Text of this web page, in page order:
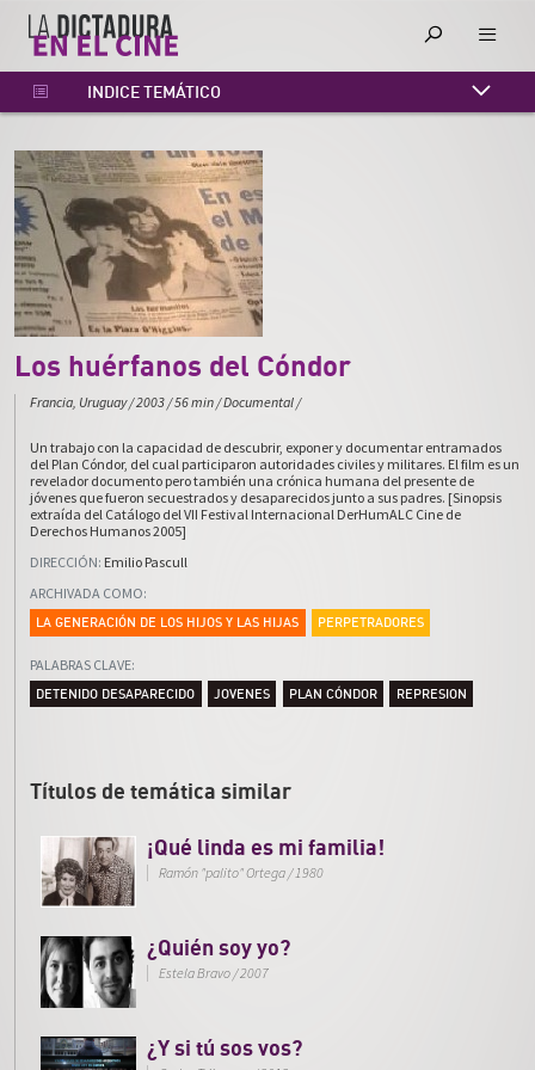
INDICE TEMÁTICO
INDICE ALFABÉTICO
Los huérfanos del Cóndor
Un trabajo con la capacidad de descubrir, exponer y documentar entramados
del Plan Cóndor, del cual participaron autoridades civiles y militares. El film es un
revelador documento pero también una crónica humana del presente de
jóvenes que fueron secuestrados y desaparecidos junto a sus padres. [Sinopsis
extraída del Catálogo del VII Festival Internacional DerHumALC Cine de
Derechos Humanos 2005]
DIRECCIÓN: Emilio Pascull
ARCHIVADA COMO:
LA GENERACIÓN DE LOS HIJOS Y LAS HIJAS PERPETRADORES
PALABRAS CLAVE:
DETENIDO DESAPARECIDO JOVENES PLAN CÓNDOR REPRESION
Títulos de temática similar
¡Qué linda es mi familia!
Ramón "palito" Ortega / 1980
¿Quién soy yo?
Estela Bravo /2007
¿Y si tú sos vos?
Francia, Uruguay/2003/56 min/Documental/